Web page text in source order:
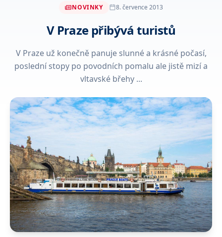
NOVINKY 8. července 2013
V Praze přibývá turistů
V Praze už konečně panuje slunné a krásné počasí,
poslední stopy po povodních pomalu ale jistě mizí a
vltavské břehy ...